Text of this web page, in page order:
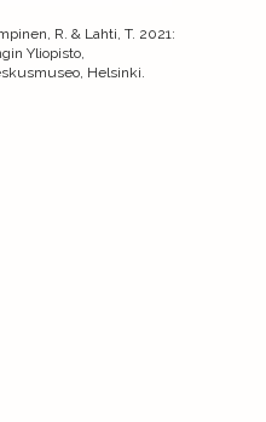
R. & Lahti, T. 2021:
Yliopisto,
Helsinki.